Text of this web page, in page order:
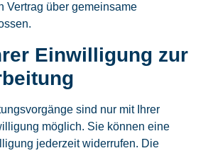
Vertrag über gemeinsame
Einwilligung zur
sind nur mit Ihrer
möglich. Sie können eine
jederzeit widerrufen. Die